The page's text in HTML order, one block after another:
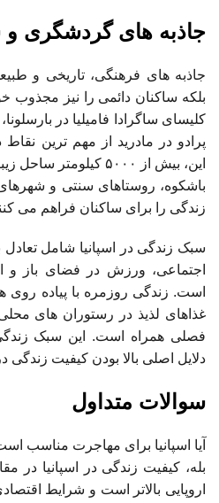
جاذبه های گردشگری
جاذبه های فرهنگی، تاریخی و
بلکه ساکنان دائمی را نیز مجذوب
کلیسای ساگرادا فامیلیا در
پرادو در مادرید از مهم ترین
این، بیش از ۵۰۰۰
باشکوه، روستاهای سنتی و
زندگی را برای ساکنان فراهم می
سبک زندگی در اسپانیا شامل تعادل
اجتماعی، ورزش در فضای باز و
غذاهای لذیذ در رستوران های
فصلی همراه است. این سبک
دلایل اصلی بالا بودن کیفیت
سوالات متداول
آیا اسپانیا برای مهاجرت مناسب
بله، کیفیت زندگی در اسپانیا در
اروپایی بالاتر است و شرایط